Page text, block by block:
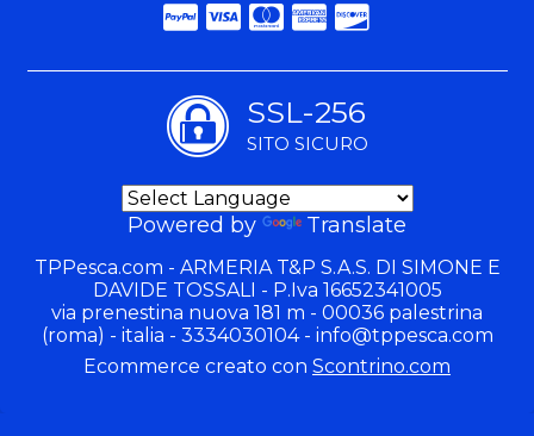
SSL-256
SITO SICURO
Powered by Translate
TPPesca.com - ARMERIA T&P S.A.S. DI SIMONE E
DAVIDE TOSSALI - P.Iva 16652341005
via prenestina nuova 181 m - 00036 palestrina
(roma) - italia - 3334030104 - info@tppesca.com
Ecommerce creato con Scontrino.com